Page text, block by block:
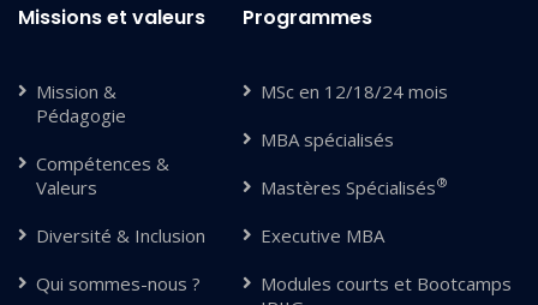
Missions et valeurs
Mission &
Pédagogie
Compétences &
Valeurs
Diversité & Inclusion
Qui sommes-nous ?
Programmes
MSc en 12/18/24 mois
MBA spécialisés
Mastères Spécialisés®
Executive MBA
Modules courts et Bootcamps